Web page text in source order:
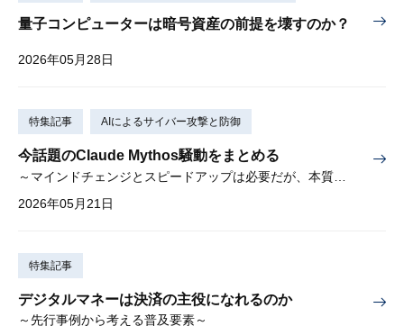
量子コンピューターは暗号資産の前提を壊すのか？
2026年05月28日
特集記事 AIによるサイバー攻撃と防御
今話題のClaude Mythos騒動をまとめる
2026年05月21日
特集記事
デジタルマネーは決済の主役になれるのか
～先行事例から考える普及要素～